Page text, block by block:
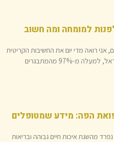
למומחה ומה חשוב
אני רואה מדי יום את החשיבות הקריטית
של זיהוי מוקדם של בעיות חניכיים. בישראל, למעלה מ-97% מהמתבגרים
הפה: מידע שמטופלים
מהשגת איכות חיים גבוהה ובריאות